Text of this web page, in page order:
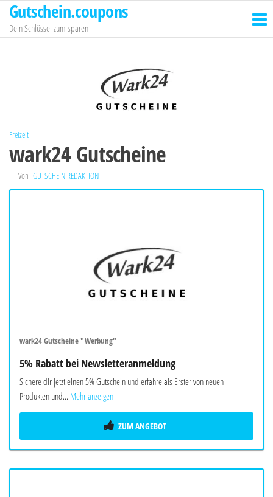
Zum
Inhalt
springen
Gutschein.coupons
Dein Schlüssel zum sparen
Freizeit
wark24 Gutscheine
Von GUTSCHEIN REDAKTION
wark24 Gutscheine "Werbung"
5% Rabatt bei Newsletteranmeldung
Sichere dir jetzt einen 5% Gutschein und erfahre als Erster von neuen
Produkten und... Mehr anzeigen
ZUM ANGEBOT